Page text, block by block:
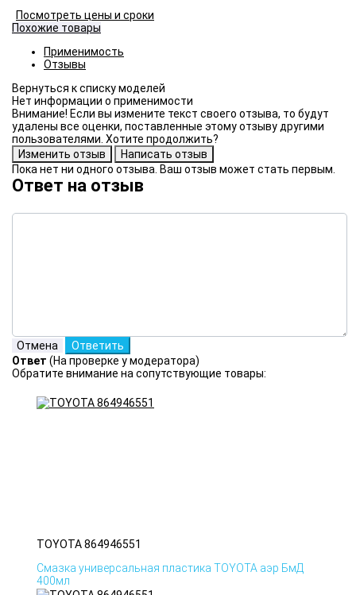
Посмотреть цены и сроки
Похожие товары
Применимость
Отзывы
Нет информации о применимости
Внимание! Если вы измените текст своего отзыва, то будут
удалены все оценки, поставленные этому отзыву другими
пользователями. Хотите продолжить?
Пока нет ни одного отзыва. Ваш отзыв может стать первым.
Ответ на отзыв
Ответ (На проверке у модератора)
Обратите внимание на сопутствующие товары:
TOYOTA 864946551
Смазка универсальная пластика TOYOTA аэр БмД
400мл